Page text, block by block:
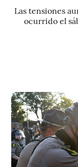
Las tensiones
ocurrido el